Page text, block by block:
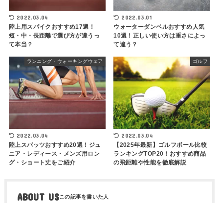
2022.03.04
陸上用スパイクおすすめ17選！
短・中・長距離で選び方が違うっ
て本当？
2022.03.01
ウォーターダンベルおすすめ人気
10選！正しい使い方は重さによっ
て違う？
ランニング・ウォーキングウェア
2022.03.04
陸上スパッツおすすめ20選！ジュ
ニア・レディース・メンズ用ロン
グ・ショート丈をご紹介
ゴルフ
2022.03.04
【2025年最新】ゴルフボール比較
ランキングTOP20！おすすめ商品
の飛距離や性能を徹底解説
ABOUT US